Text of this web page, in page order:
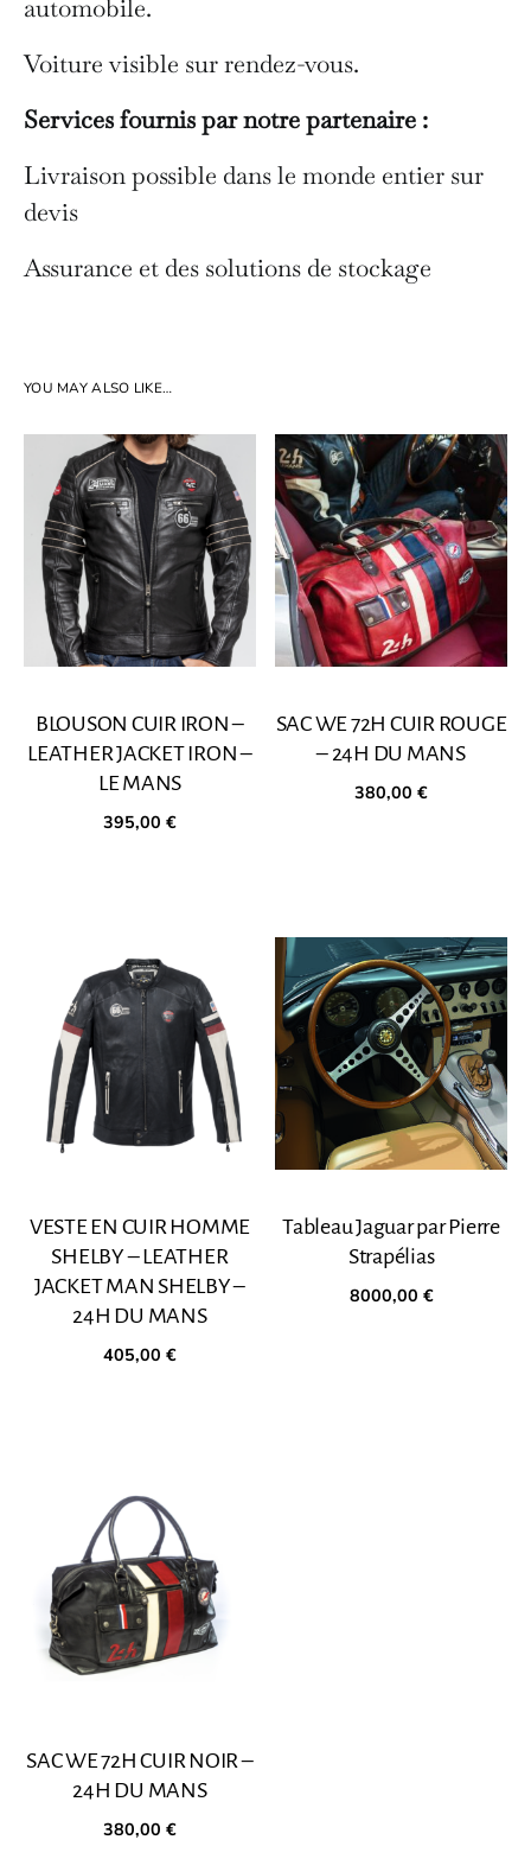
automobile.
Voiture visible sur rendez-vous.
Services fournis par notre partenaire :
Livraison possible dans le monde entier sur
devis
Assurance et des solutions de stockage
YOU MAY ALSO LIKE…
BLOUSON CUIR IRON –
LEATHER JACKET IRON –
LE MANS
395,00 €
SAC WE 72H CUIR ROUGE
– 24H DU MANS
380,00€
VESTE EN CUIR HOMME
SHELBY – LEATHER
JACKET MAN SHELBY –
24H DU MANS
405,00 €
Tableau Jaguar par Pierre
Strapélias
8000,00 €
SAC WE 72H CUIR NOIR –
24H DU MANS
380,00 €